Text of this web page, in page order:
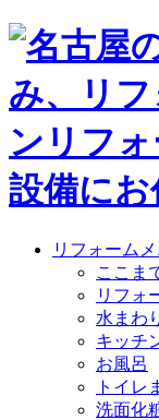
リフォーム
ここま
リフォ
水まわ
キッチ
お風呂
トイレ
洗面化